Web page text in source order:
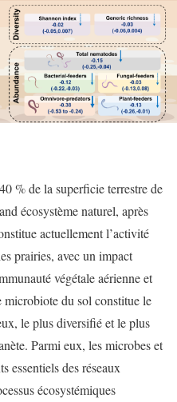
% de la superficie terrestre de
écosystème naturel, après
actuellement l’activité
prairies, avec un impact
végétale aérienne et
microbiote du sol constitue le
le plus diversifié et le plus
Parmi eux, les microbes et
essentiels des réseaux
écosystémiques